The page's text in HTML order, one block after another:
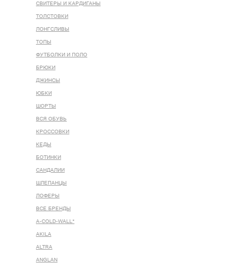
СВИТЕРЫ И КАРДИГАНЫ
ТОЛСТОВКИ
ЛОНГСЛИВЫ
ТОПЫ
ФУТБОЛКИ И ПОЛО
БРЮКИ
ДЖИНСЫ
ЮБКИ
ШОРТЫ
ВСЯ ОБУВЬ
КРОССОВКИ
КЕДЫ
БОТИНКИ
САНДАЛИИ
ШЛЕПАНЦЫ
ЛОФЕРЫ
ВСЕ БРЕНДЫ
A-COLD-WALL*
AKILA
ALTRA
ANGLAN